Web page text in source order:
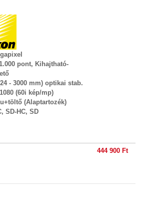
pont, Kihajtható-
- 3000 mm) optikai stab.
(60i kép/mp)
(Alaptartozék)
SD-HC, SD
444 900 Ft